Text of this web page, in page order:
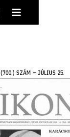
SZÁM – JÚLIUS 25.